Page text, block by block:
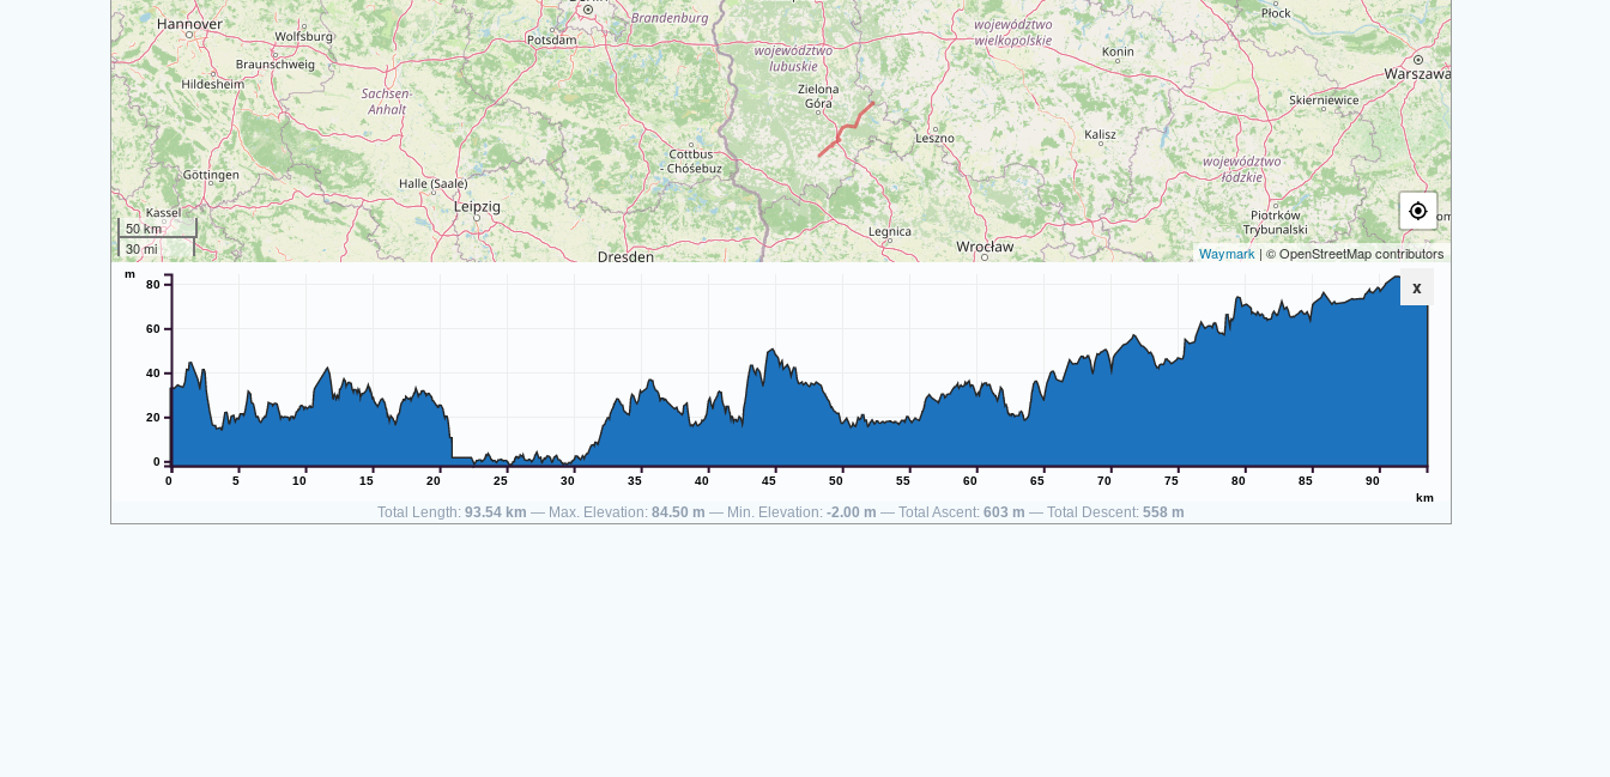
50 km
30 mi
Waymark | © OpenStreetMap contributors
x
0 5 10 15 20 25 30 35 40 45 50 55 60 65 70 75 80 85 90
km
0
20
40
60
80
m
Total Length:93.54 km Max. Elevation:84.50 m Min. Elevation:-2.00 m Total Ascent:603 m Total Descent:558 m